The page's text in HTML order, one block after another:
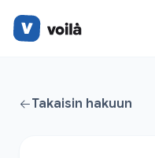
Takaisin hakuun